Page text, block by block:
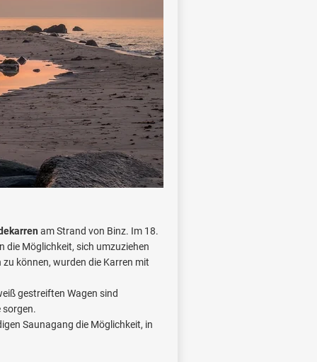
am Strand von Binz. Im 18.
die Möglichkeit, sich umzuziehen
können, wurden die Karren mit
gestreiften Wagen sind
sorgen.
Saunagang die Möglichkeit, in